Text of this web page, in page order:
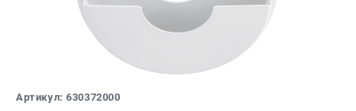
Артикул: 630372000